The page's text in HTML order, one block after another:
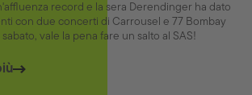
record e la sera Derendinger ha dato
con due concerti di Carrousel e 77 Bombay
vale la pena fare un salto al SAS!